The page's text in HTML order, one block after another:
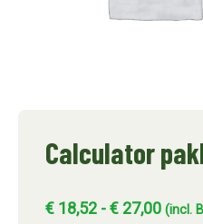
Calculator
€ 18,52 -€ 27,00 (incl.